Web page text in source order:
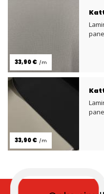
33,90 € /m
33,90 € /m